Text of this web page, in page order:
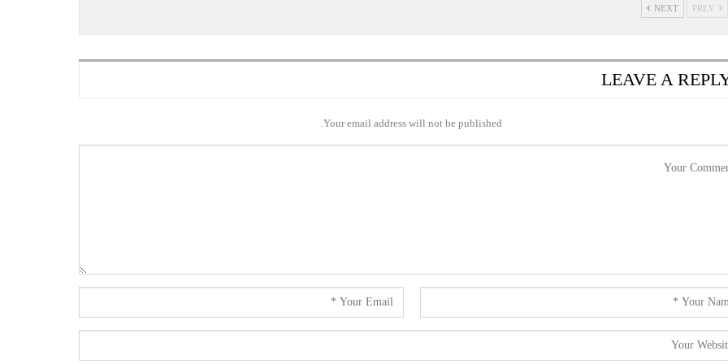
NEXT
LEAVE A
Your email address will not be published.